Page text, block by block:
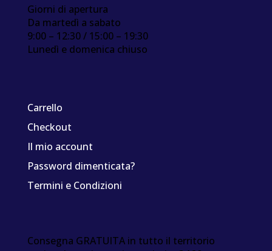
Giorni di apertura
Da martedì a sabato
9:00 – 12:30 / 15:00 – 19:30
Lunedì e domenica chiuso
Carrello
Checkout
Il mio account
Password dimenticata?
Termini e Condizioni
Consegna GRATUITA in tutto il territorio